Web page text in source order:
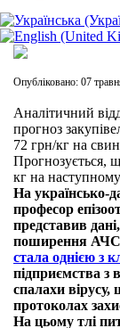
Опубліковано: 07
Аналітичний
прогноз
72 грн/кг на
Прогнозується,
кг на
На українсько-
професор
представив
поширення
стала однією з
підприємства з
спалахи вірусу,
протоколах
На цьому тлі